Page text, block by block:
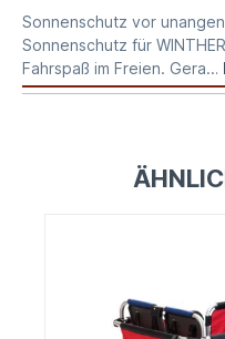
Sonnenschutz vor
Sonnenschutz für
Fahrspaß im Freien. Gera…